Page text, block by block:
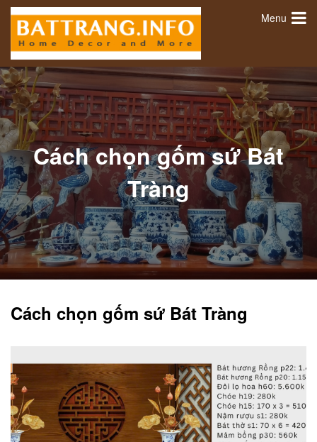
Menu
Cách chọn gốm sứ Bát
Tràng
Cách chọn gốm sứ Bát Tràng